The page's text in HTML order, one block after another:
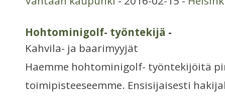
Hohtominigolf- työntekijä -
Kahvila- ja baarimyyjät
Haemme hohtominigolf- työntekijöitä
toimipisteeseemme. Ensisijaisesti